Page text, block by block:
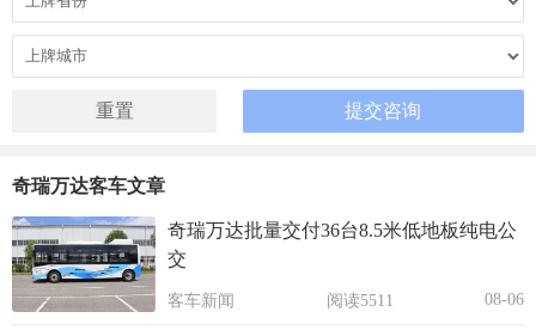
奇瑞万达客车文章
奇瑞万达批量交付36台8.5米低地板纯电公
交
客车新闻 阅读5511 08-06